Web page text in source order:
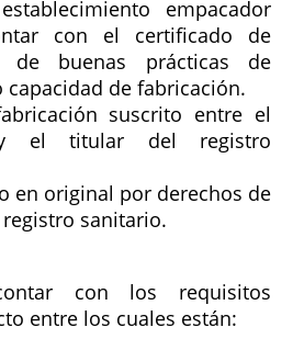
empacador
con el certificado de
de buenas prácticas de
capacidad de fabricación.
suscrito entre el
y el titular del registro
en original por derechos de
sanitario.
con los requisitos
entre los cuales están: